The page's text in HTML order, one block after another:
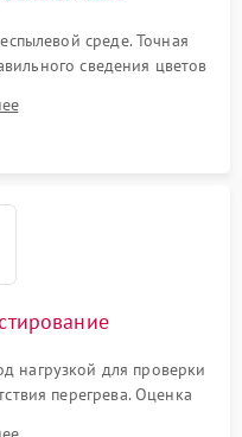
среде. Точная
сведения цветов
подключение всех
и закрытие корпуса
нагрузкой для проверки
перегрева. Оценка
на тестовых